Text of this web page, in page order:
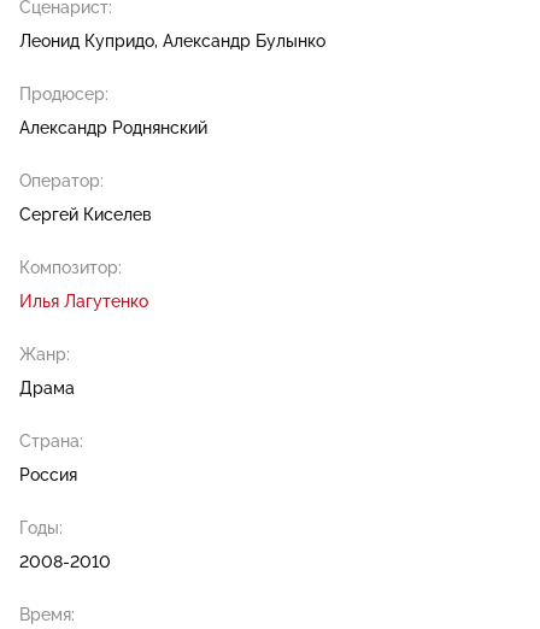
Сценарист:
Леонид Купридо Александр Булынко
Продюсер:
Александр Роднянский
Оператор:
Сергей Киселев
Композитор:
Илья Лагутенко
Жанр:
Драма
Страна:
Россия
Годы:
2008-2010
Время: